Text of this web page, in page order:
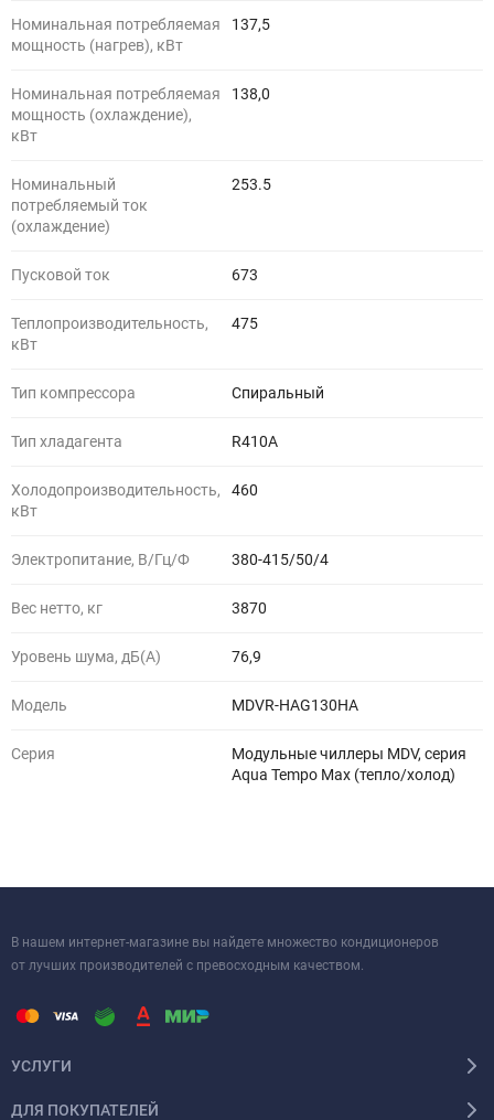
Номинальная потребляемая
мощность (нагрев), кВт
137,5
Номинальная потребляемая
мощность (охлаждение),
кВт
138,0
Номинальный
потребляемый ток
(охлаждение)
253.5
Пусковой ток 673
Теплопроизводительность,
кВт
475
Тип компрессора Спиральный
Тип хладагента R410A
Холодопроизводительность,
кВт
460
Электропитание, В/Гц/Ф 380-415/50/4
Вес нетто, кг 3870
Уровень шума, дБ(A) 76,9
Модель MDVR-HAG130HA
Серия
Модульные чиллеры MDV, серия
Aqua Tempo Max (тепло/холод)
В нашем интернет-магазине вы найдете множество кондиционеров
от лучших производителей с превосходным качеством.
УСЛУГИ
ДЛЯ ПОКУПАТЕЛЕЙ